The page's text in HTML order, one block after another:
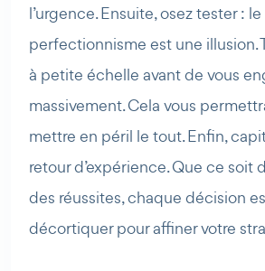
l’urgence. Ensuite, osez tester : le
perfectionnisme est une illusion.
à petite échelle avant de vous
massivement. Cela vous
mettre en péril le tout. Enfin,
retour d’expérience. Que ce soit
des réussites, chaque décision
décortiquer pour affiner votre